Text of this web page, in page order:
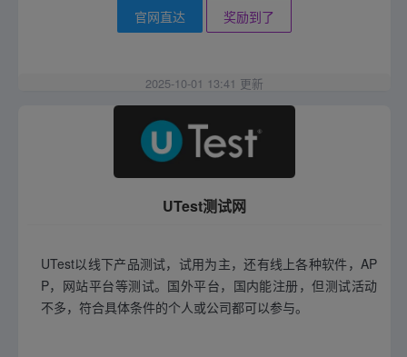
官网直达 奖励到了
2025-10-01 13:41 更新
UTest测试网
UTest以线下产品测试，试用为主，还有线上各种软件，AP
P，网站平台等测试。国外平台，国内能注册，但测试活动
不多，符合具体条件的个人或公司都可以参与。